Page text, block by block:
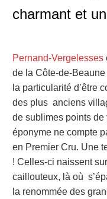
charmant et
Pernand-Vergelesses
de la Côte-de-
la particularité d’être
des plus anciens
de sublimes points
éponyme ne compte
en Premier Cru. Une
! Celles-ci naissent
caillouteux, là où
la renommée des